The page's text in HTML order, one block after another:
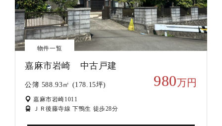
物件一覧
嘉麻市岩崎 中古戸建
公簿 588.93㎡ (178.15坪) 980万円
嘉麻市岩崎1011
ＪＲ後藤寺線 下鴨生 徒歩28分